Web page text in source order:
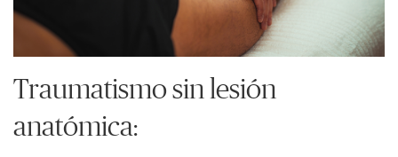
Traumatismo sin lesión
anatómica: